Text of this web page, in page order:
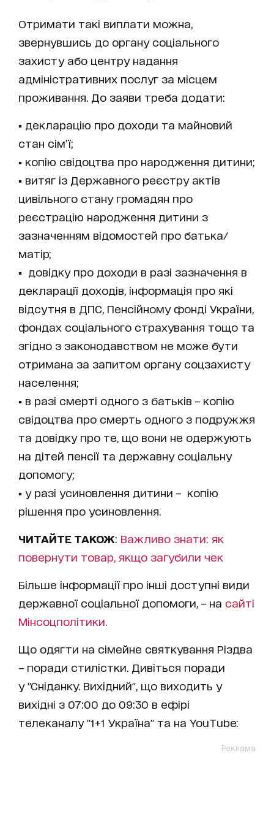
Отримати такі виплати можна,
звернувшись до органу соціального
захисту або центру надання
адміністративних послуг за місцем
проживання. До заяви треба додати:
▪️ декларацію про доходи та майновий
стан сім’ї;
▪️ копію свідоцтва про народження дитини;
▪️ витяг із Державного реєстру актів
цивільного стану громадян про
реєстрацію народження дитини з
зазначенням відомостей про батька/
матір;
▪️ довідку про доходи в разі зазначення в
декларації доходів, інформація про які
відсутня в ДПС, Пенсійному фонді України,
фондах соціального страхування тощо та
згідно з законодавством не може бути
отримана за запитом органу соцзахисту
населення;
▪️ в разі смерті одного з батьків – копію
свідоцтва про смерть одного з подружжя
та довідку про те, що вони не одержують
на дітей пенсії та державну соціальну
допомогу;
▪️ у разі усиновлення дитини – копію
рішення про усиновлення.
ЧИТАЙТЕ ТАКОЖ: Важливо знати: як
повернути товар, якщо загубили чек
Більше інформації про інші доступні види
державної соціальної допомоги, – на сайті
Мінсоцполітики.
Що одягти на сімейне святкування Різдва
– поради стилістки. Дивіться поради
у "Сніданку. Вихідний", що виходить у
вихідні з 07:00 до 09:30 в ефірі
телеканалу "1+1 Україна" та на YouTube:
Реклама